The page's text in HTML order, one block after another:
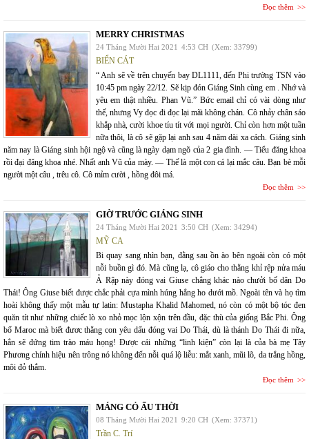
Đọc thêm
MERRY CHRISTMAS
24 Tháng Mười Hai 2021 4:53 CH (Xem: 33799)
BIỂN CÁT
“ Anh sẽ về trên chuyến bay DL1111, đến Phi trường TSN vào
10:45 pm ngày 22/12. Sẽ kịp đón Giáng Sinh cùng em . Nhớ và
yêu em thật nhiều. Phan Vũ.” Bức email chỉ có vài dòng như
thế, nhưng Vy đọc đi đọc lại mãi không chán. Cô nhảy chân sáo
khắp nhà, cười khoe tíu tít với mọi người. Chỉ còn hơn một tuần
nữa thôi, là cô sẽ gặp lại anh sau 4 năm dài xa cách. Giáng sinh
năm nay là Giáng sinh hội ngộ và cũng là ngày dạm ngõ của 2 gia đình. — Tiểu đăng khoa
rồi đại đăng khoa nhé. Nhất anh Vũ của mày. — Thế là một con cá lại mắc câu. Bạn bè mỗi
người một câu , trêu cô. Cô mỉm cười , hồng đôi má.
Đọc thêm
GIỜ TRƯỚC GIÁNG SINH
24 Tháng Mười Hai 2021 3:50 CH (Xem: 34294)
MỸ CA
Bi quay sang nhìn bạn, đằng sau ồn ào bên ngoài còn có một
nỗi buồn gì đó. Mà cũng lạ, cô giáo cho thằng khỉ rệp nửa máu
Ả Rập này đóng vai Giuse chẳng khác nào chưởi bố dân Do
Thái! Ông Giuse biết được chắc phải cựa mình húng hắng ho dưới mồ. Ngoài tên và họ tìm
hoài không thấy một mẫu tự latin: Mustapha Khalid Mahomed, nó còn có một bộ tóc đen
quăn tít như những chiếc lò xo nhỏ mọc lộn xộn trên đầu, đặc thù của giống Bắc Phi. Ông
bố Maroc mà biết đươc thằng con yêu dấu đóng vai Do Thái, dù là thánh Do Thái đi nữa,
hẳn sẽ đứng tim trào máu họng! Được cái những “linh kiện” còn lại là của bà mẹ Tây
Phương chính hiệu nên trông nó không đến nỗi quá lộ liễu: mắt xanh, mũi lõ, da trắng hồng,
môi đỏ thắm.
Đọc thêm
MÁNG CỎ ẤU THỜI
08 Tháng Mười Hai 2021 9:20 CH (Xem: 37371)
Trần C. Trí